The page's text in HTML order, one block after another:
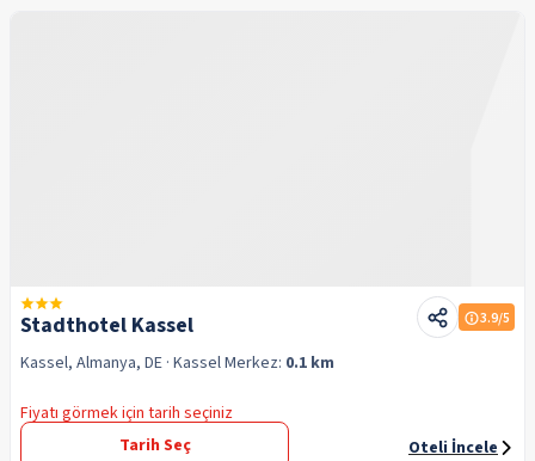
Stadthotel Kassel 3.9/5
Kassel, Almanya, DE · KasselMerkez: 0.1 km
Fiyatı görmek için tarih seçiniz
Tarih Seç
Oteli İncele